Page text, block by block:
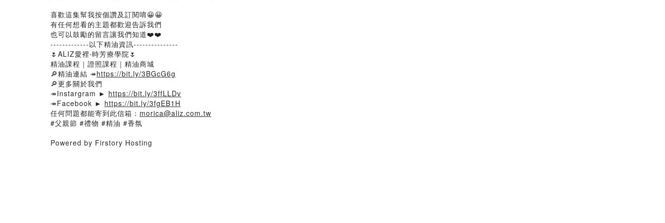
喜歡這集幫我按個讚及訂閱唷😀😀
有任何想看的主題都歡迎告訴我們
也可以鼓勵的留言讓我們知道❤️❤️
-------------以下精油資訊---------------
🌷ALIZ愛裡‧時芳療學院🌷
精油課程｜證照課程｜精油商城
🔎精油連結 ↠https://bit.ly/3BGcG6g
🔎更多關於我們
↠Instargram ► https://bit.ly/3ffLLDv
↠Facebook ► https://bit.ly/3fgEB1H
任何問題都能寄到此信箱： morica@aliz.com.tw
#父親節 #禮物 #精油 #香氛
Powered by Firstory Hosting